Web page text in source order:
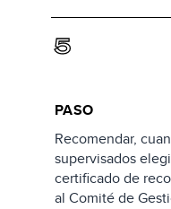
5
PASO
Recomendar,
supervisados
certificado de
al Comité de